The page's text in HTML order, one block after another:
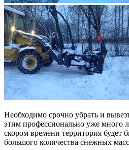
Необходимо срочно убрать и
этим профессионально уже много
скором времени территория будет
большого количества снежных